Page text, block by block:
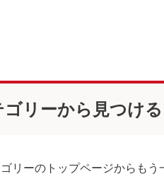
ゴリーから見つける
リーのトップページからも